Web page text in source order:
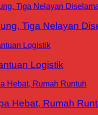
Tiga Nelayan
Logistik
Hebat, Rumah